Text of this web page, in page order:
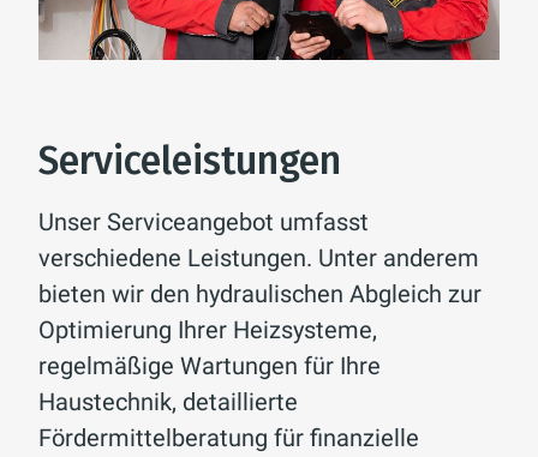
Serviceleistungen
Unser Serviceangebot umfasst
verschiedene Leistungen. Unter anderem
bieten wir den hydraulischen Abgleich zur
Optimierung Ihrer Heizsysteme,
regelmäßige Wartungen für Ihre
Haustechnik, detaillierte
Fördermittelberatung für finanzielle